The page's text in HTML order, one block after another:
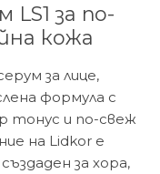
за по-
кожа
за лице,
формула с
тонус и по-свеж
на Lidkor е
за хора,